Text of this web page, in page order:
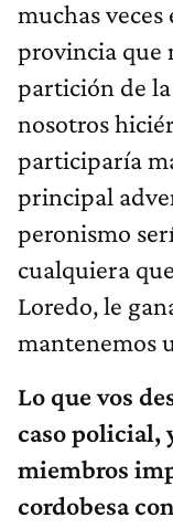
provincia que
partición de
nosotros
participaría
principal
peronismo
cualquiera
Loredo, le
mantenemos
caso policial,
miembros
cordobesa
el primer